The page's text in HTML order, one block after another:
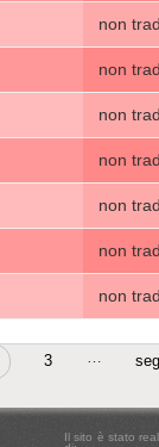
non
non
non
non
non
non
non
3 …
Il sito è stato